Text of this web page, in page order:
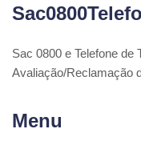
Sac 0800 e Telefone
Avaliação/Reclamação
Menu